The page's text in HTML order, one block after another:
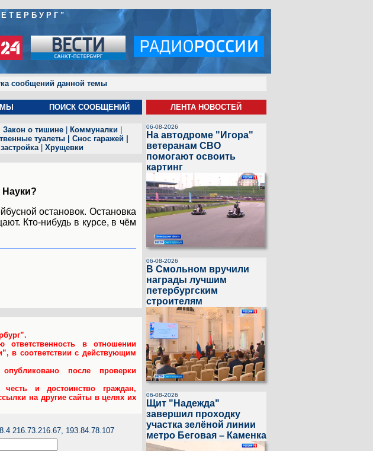
сообщений данной темы
ПОИСК СООБЩЕНИЙ
Закон о тишине| Коммуналки
туалеты| Снос гаражей
| Хрущевки
Науки?
остановок. Остановка
Кто-нибудь в курсе, в чём
в отношении
в соответствии с действующим
после проверки
и достоинство граждан,
на другие сайты в целях их
216.73.216.67, 193.84.78.107
ЛЕНТА НОВОСТЕЙ
06-08-2026
На автодроме "Игора"
ветеранам СВО
помогают освоить
картинг
06-08-2026
В Смольном вручили
награды лучшим
петербургским
строителям
06-08-2026
Щит "Надежда"
завершил проходку
участка зелёной линии
метро Беговая – Каменка